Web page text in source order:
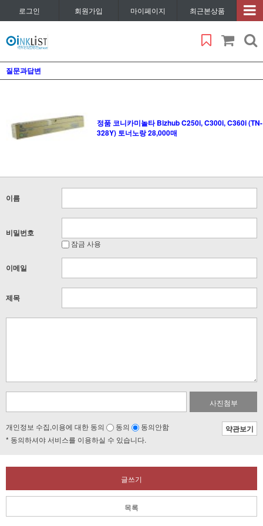
로그인 회원가입 마이페이지 최근본상품
질문과답변
정품 코니카미놀타 Bizhub C250i, C300i, C360i (TN-
328Y) 토너노랑 28,000매
이름
비밀번호
잠금 사용
이메일
제목
사진첨부
개인정보 수집,이용에 대한 동의 동의 동의안함 약관보기
* 동의하셔야 서비스를 이용하실 수 있습니다.
글쓰기
목록